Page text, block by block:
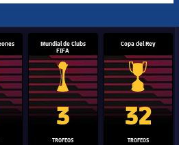
de la Liga de Campeones
Mundial de Clubs
FIFA
Trofeo del Mundial de
3
TROFEOS
Copa del Rey
Copa del
32
TROFEOS